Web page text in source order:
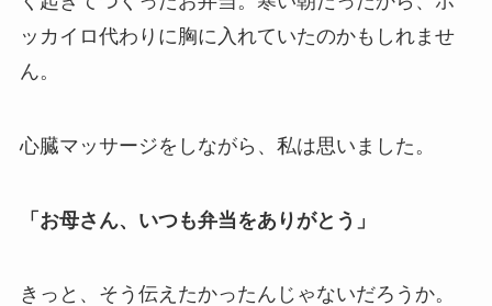
ッカイロ代わりに胸に入れていたのかもしれませ
ん。
心臓マッサージをしながら、私は思いました。
「お母さん、いつも弁当をありがとう」
きっと、そう伝えたかったんじゃないだろうか。